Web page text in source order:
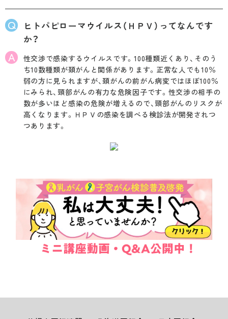
Q
ヒトパピローマウイルス（ＨＰＶ）ってなんです
か？
A
性交渉で感染するウイルスです。100種類近くあり、そのう
ち10数種類が頚がんと関係があります。正常な人でも10％
弱の方に見られますが、頚がんの前がん病変ではほぼ100％
にみられ、頸部がんの有力な危険因子です。性交渉の相手の
数が多いほど感染の危険が増えるので、頸部がんのリスクが
高くなります。ＨＰＶの感染を調べる検診法が開発されつ
つあります。